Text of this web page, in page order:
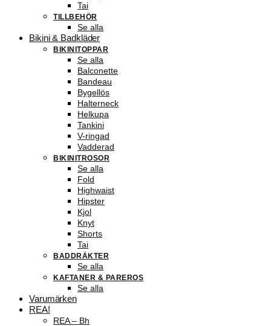
Tai
TILLBEHÖR
Se alla
Bikini & Badkläder
BIKINITOPPAR
Se alla
Balconette
Bandeau
Bygellös
Halterneck
Helkupa
Tankini
V-ringad
Vadderad
BIKINITROSOR
Se alla
Fold
Highwaist
Hipster
Kjol
Knyt
Shorts
Tai
BADDRÄKTER
Se alla
KAFTANER & PAREROS
Se alla
Varumärken
REA!
REA – Bh